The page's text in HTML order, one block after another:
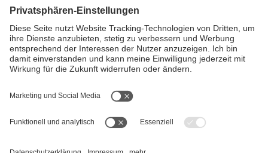
Impressum AGB
Datenschutz
Cookie-Einstellungen
Alle Preise inkl. gesetzl. Mehrwertsteuer zzgl.
** Der Verkauf unterliegt der Differenzbesteuerung gem. § 25a